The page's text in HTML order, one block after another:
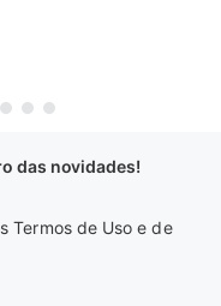
das novidades!
Termos de Uso e de